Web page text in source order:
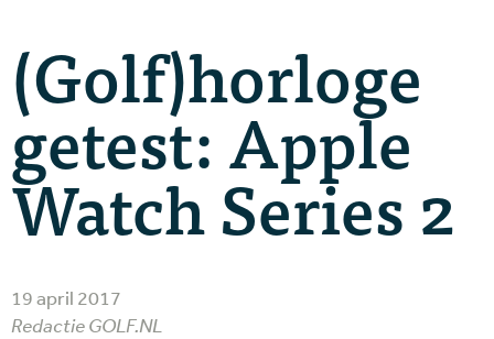
(Golf)horloge
getest: Apple
Watch Series 2
19 april 2017
Redactie GOLF.NL